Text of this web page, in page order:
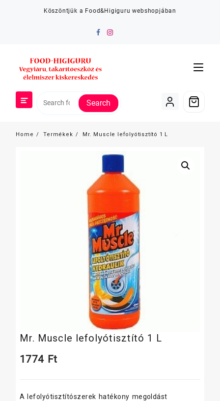
Köszöntjük a Food&Higiguru webshopjában
Search
Home Termékek Mr. Muscle lefolyótisztító 1 L
Mr. Muscle lefolyótisztító 1 L
1774 Ft
A lefolyótisztítószerek hatékony megoldást